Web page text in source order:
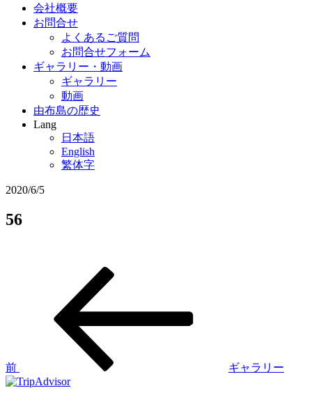
会社概要
お問合せ
よくあるご質問
お問合せフォーム
ギャラリー・動画
ギャラリー
動画
由布島の歴史
Lang
日本語
English
繁体字
2020/6/5
56
ゲ
ー
前 ギャラリー